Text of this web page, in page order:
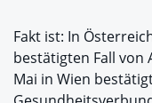
Fakt ist: In
bestätigten Fall von
Mai in Wien